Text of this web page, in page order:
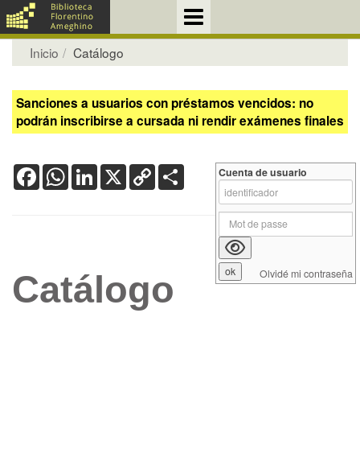
Inicio Catálogo
Sanciones a usuarios con préstamos vencidos: no
podrán inscribirse a cursada ni rendir exámenes finales
FacebookWhatsApp
LinkedIn
X Copy
Link
Catálogo
Cuenta de usuario
Olvidé mi contraseña